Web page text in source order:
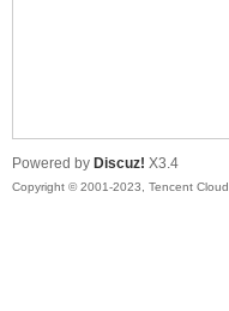
Powered by Discuz! X3.4
Copyright © 2001-2023, Tencent Cloud.